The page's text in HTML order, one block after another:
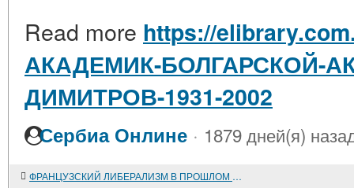
Read more https://
АКАДЕМИК-БОЛГАРСКОЙ-
ДИМИТРОВ-1931-2002
Сербиа Онлине · 1879 дней(я)
ФРАНЦУЗСКИЙ ЛИБЕРАЛИЗМ В ПРОШЛОМ И НАСТОЯЩЕМ